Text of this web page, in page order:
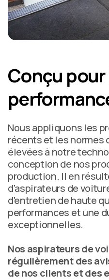
Conçu pour
Nous appliquons les
récents et les normes
élevées à notre
conception de nos
production. Il en
d'aspirateurs de
d'entretien de haute
performances et une
exceptionnelles.
Nos aspirateurs de
régulièrement des
de nos clients et des